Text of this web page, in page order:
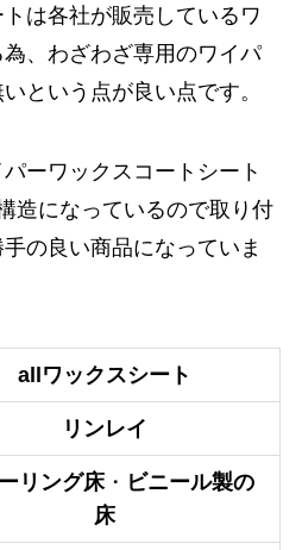
は各社が販売しているワ
、わざわざ専用のワイパ
という点が良い点です。
ーワックスコートシート
造になっているので取り付
の良い商品になっていま
allワックスシート
リンレイ
リング床・ ビニール製の
床